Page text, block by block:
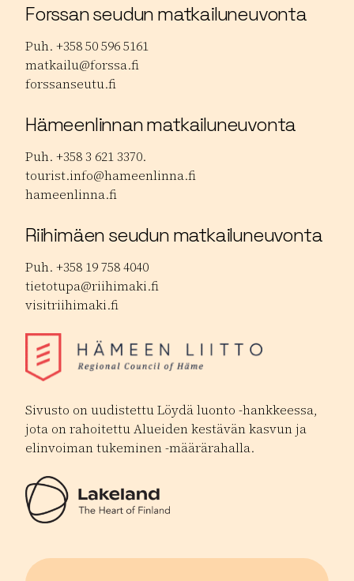
Forssan seudun matkailuneuvonta
Puh. +358 50 596 5161
matkailu@forssa.fi
forssanseutu.fi
Hämeenlinnan matkailuneuvonta
Puh. +358 3 621 3370.
tourist.info@hameenlinna.fi
hameenlinna.fi
Riihimäen seudun matkailuneuvonta
Puh. +358 19 758 4040
tietotupa@riihimaki.fi
visitriihimaki.fi
Sivusto on uudistettu Löydä luonto -hankkeessa,
jota on rahoitettu Alueiden kestävän kasvun ja
elinvoiman tukeminen -määrärahalla.